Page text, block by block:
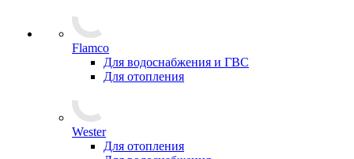
Flamco
Для водоснабжения и ГВС
Для отопления
Wester
Для отопления